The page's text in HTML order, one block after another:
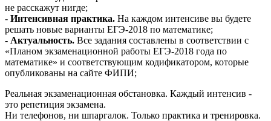
не расскажут нигде;
- Интенсивная практика. На каждом интенсиве вы будете
решать новые варианты ЕГЭ-2018 по математике;
- Актуальность. Все задания составлены в соответствии с
«Планом экзаменационной работы ЕГЭ-2018 года по
математике» и соответствующим кодификатором, которые
опубликованы на сайте ФИПИ;
Реальная экзаменационная обстановка. Каждый интенсив -
это репетиция экзамена.
Ни телефонов, ни шпаргалок. Только практика и тренировка.